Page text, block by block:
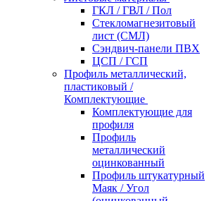
ГКЛ / ГВЛ / Пол
Стекломагнезитовый
лист (СМЛ)
Сэндвич-панели ПВХ
ЦСП / ГСП
Профиль металлический,
пластиковый /
Комплектующие
Комплектующие для
профиля
Профиль
металлический
оцинкованный
Профиль штукатурный
Маяк / Угол